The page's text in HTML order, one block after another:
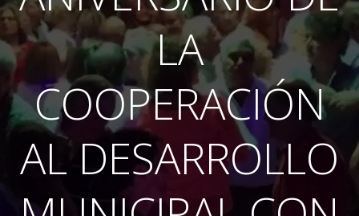
LA
COOPERACIÓN
AL DESARROLLO